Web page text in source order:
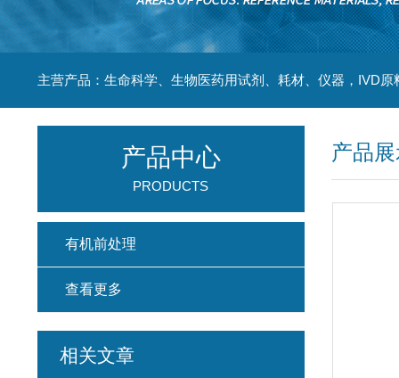
主营产品：生命科学、生物医药用试剂、耗材、仪器，IVD原
产品
产品中心
PRODUCTS
有机前处理
查看更多
相关文章